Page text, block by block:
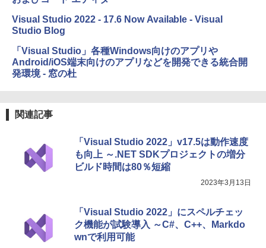
イ、色調調節ライト、最大8週間持続バッ
￥31,980
き、グラファイト
￥115,980
Visual Studio 2022 - 17.6 Now Available - Visual
Studio Blog
「Visual Studio」各種Windows向けのアプリや
Android/iOS端末向けのアプリなどを開発できる統合開
発環境 - 窓の杜
関連記事
「Visual Studio 2022」v17.5は動作速度
も向上 ～.NET SDKプロジェクトの増分
ビルド時間は80％短縮
2023年3月13日
「Visual Studio 2022」にスペルチェッ
ク機能が試験導入 ～C#、C++、Markdo
wnで利用可能